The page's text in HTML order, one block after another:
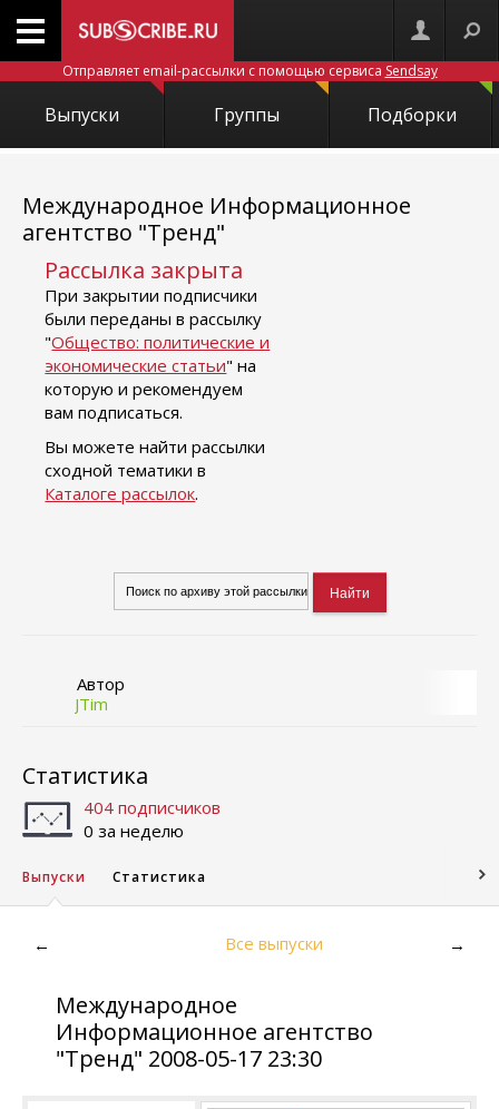
Отправляет email-рассылки с помощью сервиса Sendsay
Выпуски Группы Подборки
Международное Информационное
агентство "Тренд"
Рассылка закрыта
При закрытии подписчики
были переданы в рассылку
"Общество: политические и
экономические статьи" на
которую и рекомендуем
вам подписаться.
Вы можете найти рассылки
сходной тематики в
Каталоге рассылок.
Автор
JTim
Статистика
404 подписчиков
0 за неделю
Выпуски Статистика
← Все выпуски →
Международное
Информационное агентство
"Тренд" 2008-05-17 23:30